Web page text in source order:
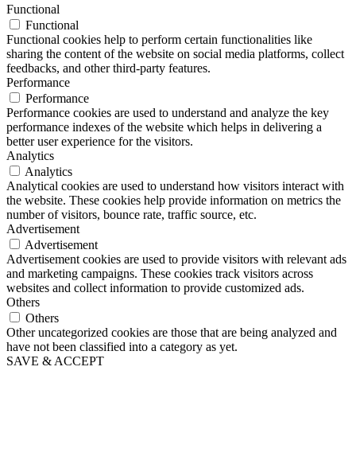
Functional
Functional
Functional cookies help to perform certain functionalities like
sharing the content of the website on social media platforms, collect
feedbacks, and other third-party features.
Performance
Performance
Performance cookies are used to understand and analyze the key
performance indexes of the website which helps in delivering a
better user experience for the visitors.
Analytics
Analytics
Analytical cookies are used to understand how visitors interact with
the website. These cookies help provide information on metrics the
number of visitors, bounce rate, traffic source, etc.
Advertisement
Advertisement
Advertisement cookies are used to provide visitors with relevant ads
and marketing campaigns. These cookies track visitors across
websites and collect information to provide customized ads.
Others
Others
Other uncategorized cookies are those that are being analyzed and
have not been classified into a category as yet.
SAVE & ACCEPT